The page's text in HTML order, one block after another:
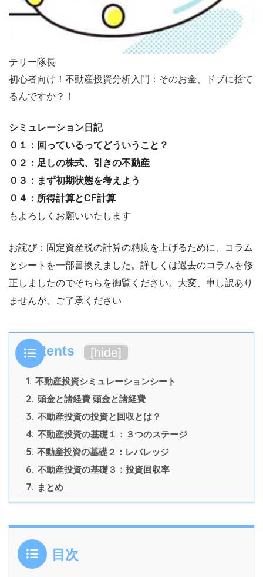
テリー隊長
初心者向け！不動産投資分析入門：そのお金、ドブに捨て
るんですか？！
シミュレーション日記
０１：回っているってどういうこと？
０２：足しの株式、引きの不動産
０３：まず初期状態を考えよう
０４：所得計算とCF計算
もよろしくお願いいたします
お詫び：固定資産税の計算の精度を上げるために、コラム
とシートを一部書換えました。詳しくは過去のコラムを修
正しましたのでそちらを御覧ください。大変、申し訳あり
ませんが、ご了承ください
Contents [hide]
1. 不動産投資シミュレーションシート
2. 頭金と諸経費 頭金と諸経費
3. 不動産投資の投資と回収とは？
4. 不動産投資の基礎１：３つのステージ
5. 不動産投資の基礎２：レバレッジ
6. 不動産投資の基礎３：投資回収率
7. まとめ
目次